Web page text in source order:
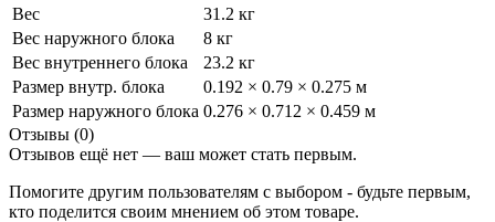
Вес
31.2 кг
Вес наружного блока
8 кг
Вес внутреннего блока
23.2 кг
Размер внутр. блока
0.192 × 0.79 × 0.275 м
Размер наружного блока 0.276 × 0.712 × 0.459 м
Отзывы (0)
Отзывов ещё нет — ваш может стать первым.
Помогите другим пользователям с выбором - будьте первым,
кто поделится своим мнением об этом товаре.